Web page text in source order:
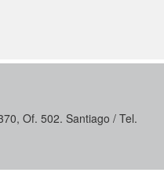
Of. 502. Santiago / Tel.